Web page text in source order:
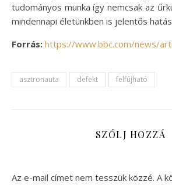
tudományos munka így nemcsak az
mindennapi életünkben is jelentős
Forrás: https://www.bbc.com/news/
asztronauta defekt felfújható
SZÓLJ HOZZÁ
Az e-mail címet nem tesszük közzé. A